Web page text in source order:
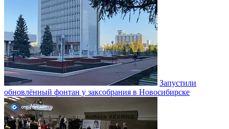
Запустили
обновлённый фонтан у заксобрания в Новосибирске